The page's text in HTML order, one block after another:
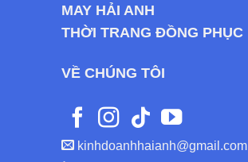
MAY HẢI ANH
THỜI TRANG ĐỒNG PHỤC
VỀ CHÚNG TÔI
kinhdoanhhaianh@gmail.com